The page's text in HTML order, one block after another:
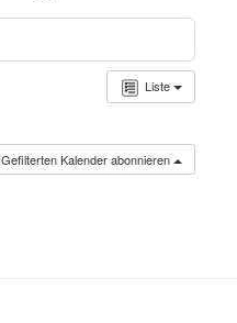
Liste
Gefilterten Kalender abonnieren